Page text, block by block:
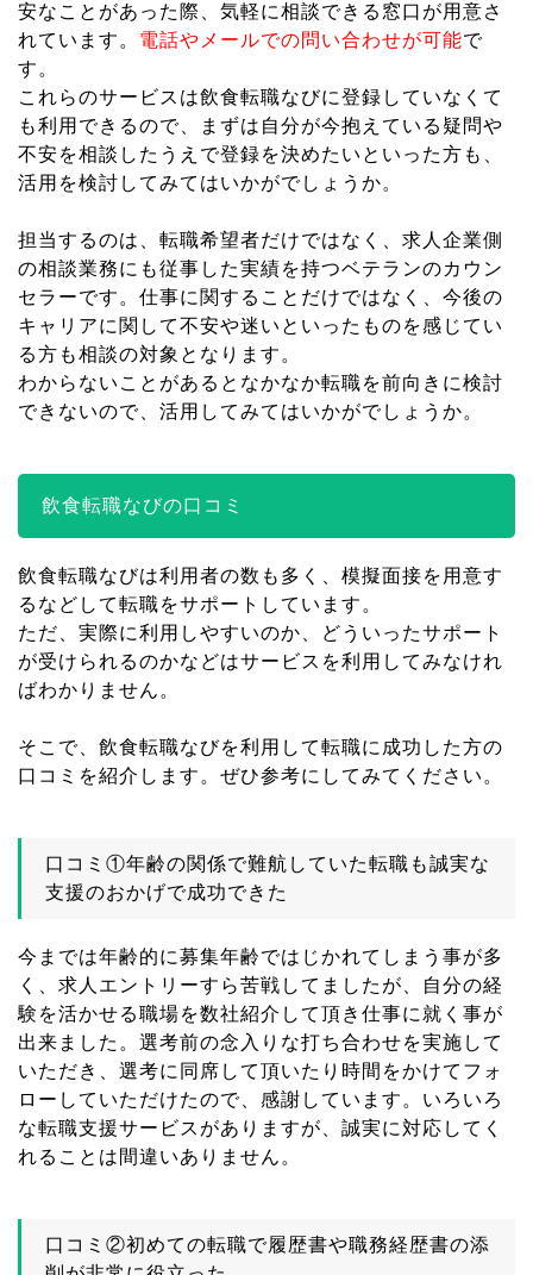
安なことがあった際、気軽に相談できる窓口が用意さ
れています。 電話やメールでの問い合わせが可能で
す。
これらのサービスは飲食転職なびに登録していなくて
も利用できるので、まずは自分が今抱えている疑問や
不安を相談したうえで登録を決めたいといった方も、
活用を検討してみてはいかがでしょうか。
担当するのは、転職希望者だけではなく、求人企業側
の相談業務にも従事した実績を持つベテランのカウン
セラーです。仕事に関することだけではなく、今後の
キャリアに関して不安や迷いといったものを感じてい
る方も相談の対象となります。
わからないことがあるとなかなか転職を前向きに検討
できないので、活用してみてはいかがでしょうか。
飲食転職なびの口コミ
飲食転職なびは利用者の数も多く、模擬面接を用意す
るなどして転職をサポートしています。
ただ、実際に利用しやすいのか、どういったサポート
が受けられるのかなどはサービスを利用してみなけれ
ばわかりません。
そこで、飲食転職なびを利用して転職に成功した方の
口コミを紹介します。ぜひ参考にしてみてください。
口コミ①年齢の関係で難航していた転職も誠実な
支援のおかげで成功できた
今までは年齢的に募集年齢ではじかれてしまう事が多
く、求人エントリーすら苦戦してましたが、自分の経
験を活かせる職場を数社紹介して頂き仕事に就く事が
出来ました。選考前の念入りな打ち合わせを実施して
いただき、選考に同席して頂いたり時間をかけてフォ
ローしていただけたので、感謝しています。いろいろ
な転職支援サービスがありますが、誠実に対応してく
れることは間違いありません。
口コミ②初めての転職で履歴書や職務経歴書の添